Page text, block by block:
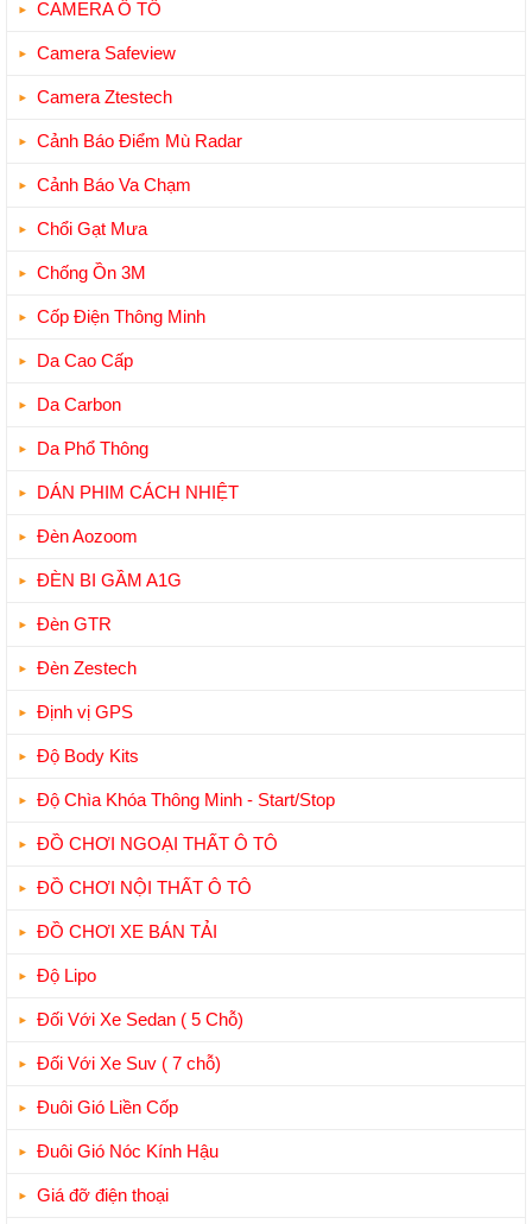
CAMERA Ô TÔ
Camera Safeview
Camera Ztestech
Cảnh Báo Điểm Mù Radar
Cảnh Báo Va Chạm
Chổi Gạt Mưa
Chống Ồn 3M
Cốp Điện Thông Minh
Da Cao Cấp
Da Carbon
Da Phổ Thông
DÁN PHIM CÁCH NHIỆT
Đèn Aozoom
ĐÈN BI GẦM A1G
Đèn GTR
Đèn Zestech
Định vị GPS
Độ Body Kits
Độ Chìa Khóa Thông Minh - Start/Stop
ĐỒ CHƠI NGOẠI THẤT Ô TÔ
ĐỒ CHƠI NỘI THẤT Ô TÔ
ĐỒ CHƠI XE BÁN TẢI
Độ Lipo
Đối Với Xe Sedan ( 5 Chỗ)
Đối Với Xe Suv ( 7 chỗ)
Đuôi Gió Liền Cốp
Đuôi Gió Nóc Kính Hậu
Giá đỡ điện thoại